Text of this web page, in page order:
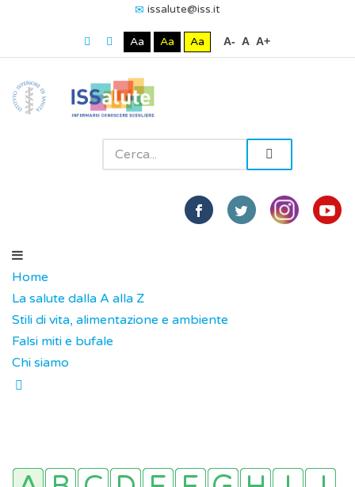
issalute@iss.it
Aa Aa Aa A- A A+
Home
La salute dalla A alla Z
Stili di vita, alimentazione e ambiente
Falsi miti e bufale
Chi siamo